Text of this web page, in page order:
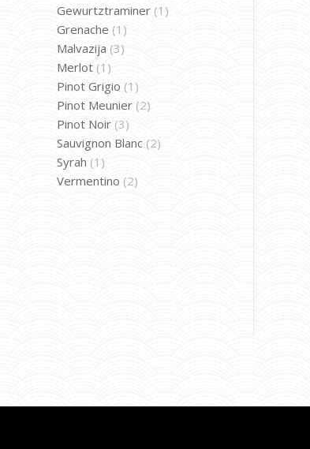
Gewurtztraminer (1)
Grenache (1)
Malvazija (3)
Merlot (1)
Pinot Grigio (1)
Pinot Meunier (2)
Pinot Noir (3)
Sauvignon Blanc (2)
Syrah (1)
Vermentino (2)